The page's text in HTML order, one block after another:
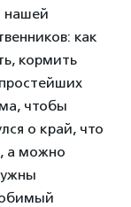
нашей
как
кормить
чтобы
о край, что
а можно